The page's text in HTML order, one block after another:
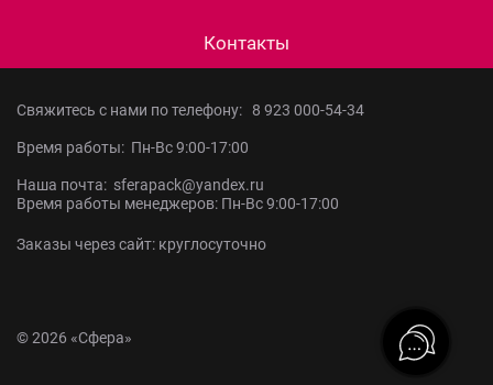
Контакты
Свяжитесь с нами по телефону: 8 923 000-54-34
Время работы: Пн-Вс 9:00-17:00
Наша почта: sferapack@yandex.ru
Время работы менеджеров: Пн-Вс 9:00-17:00
Заказы через сайт: круглосуточно
© 2026 «Сфера»